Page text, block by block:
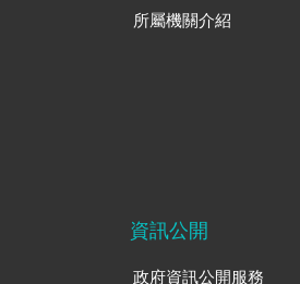
所屬機關介紹
資訊公開
政府資訊公開服務